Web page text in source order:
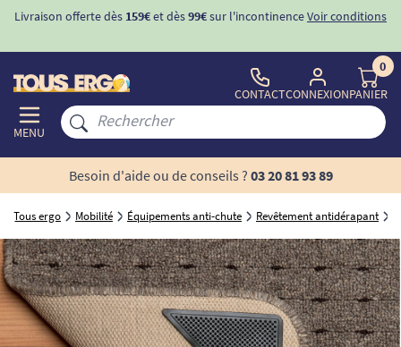
Livraison offerte dès 159€et dès99€sur l'incontinenceVoir conditions
MENU
CONTACTCONNEXION
0
PANIER
Besoin d'aide ou de conseils ? 03 20 81 93 89
Tous ergo Mobilité Équipements anti-chute Revêtement antidérapant